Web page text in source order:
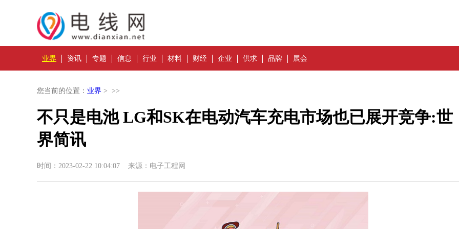
业界 资讯 专题 信息 行业 材料 财经 企业 供求 品牌 展会
您当前的位置： 业界 > >>
不只是电池 LG和SK在电动汽车充电市场也已展开竞争:世
界简讯
时间：2023-02-22 10:04:07 来源：电子工程网